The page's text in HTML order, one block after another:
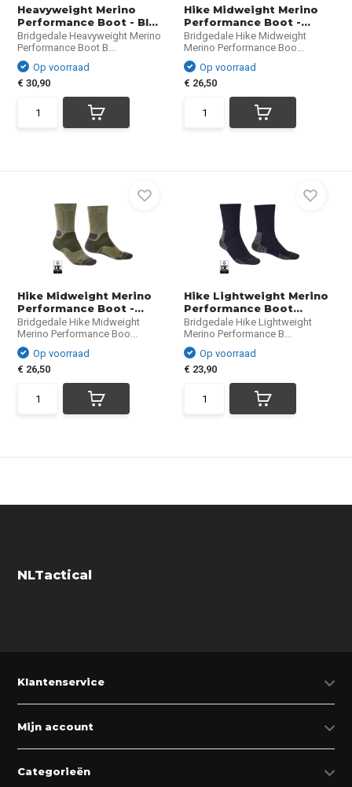
Heavyweight Merino
Performance Boot - Bl...
Bridgedale Heavyweight Merino
Performance Boot B...
Op voorraad
€ 30,90
Hike Midweight Merino
Performance Boot -...
Bridgedale Hike Midweight
Merino Performance Boo...
Op voorraad
€ 26,50
Hike Midweight Merino
Performance Boot -...
Bridgedale Hike Midweight
Merino Performance Boo...
Op voorraad
€ 26,50
Hike Lightweight Merino
Performance Boot...
Bridgedale Hike Lightweight
Merino Performance B...
Op voorraad
€ 23,90
NLTactical
Klantenservice
Mijn account
Categorieën